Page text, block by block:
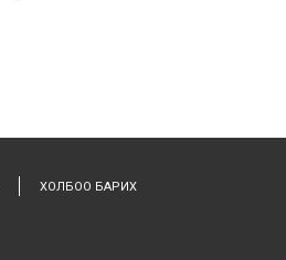
ХОЛБОО БАРИХ